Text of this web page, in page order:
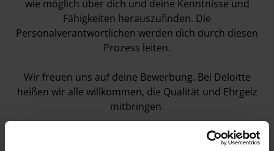
wie möglich über dich und deine Kenntnisse und
Fähigkeiten herauszufinden. Die
Personalverantwortlichen werden dich durch diesen
Prozess leiten.
Wir freuen uns auf deine Bewerbung. Bei Deloitte
heißen wir alle willkommen, die Qualität und Ehrgeiz
mitbringen.